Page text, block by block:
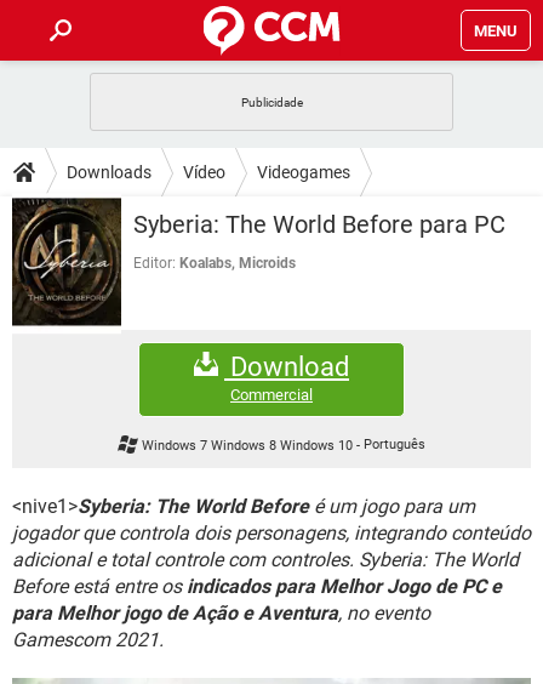
MENU
CELULAR FACEBOOK
OUTLOOK EXCEL
INSTAGRAM GMAIL
GUIA DE COMPRAS
DICAS
JOGOS WHATSAPP
CELULAR
OUTLOOK
INSTAGRAM
DOWNLOADS
JOGOS WHATSAPP
CELULAR
EXCEL
GMAIL
FÓRUM
JOGOS
FACEBOOK
EXCEL
GMAIL
WHATSAPP
INSTAGRAM GMAIL
GUIA DE COMPRAS
Downloads Vídeo Videogames
Syberia: The World Before para PC
Editor: Koalabs, Microids
Download
Commercial
Windows 7 Windows 8 Windows 10- Português
<nive1>Syberia: The World Beforeé um jogo para um
jogador que controla dois personagens, integrando conteúdo
adicional e total controle com controles. Syberia: The World
Before está entre os indicados para Melhor Jogo de PC e
para Melhor jogo de Ação e Aventura, no evento
Gamescom 2021.